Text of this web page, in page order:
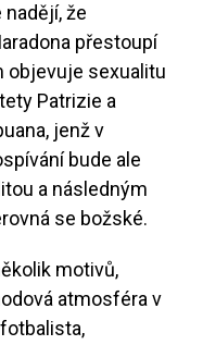
že
přestoupí
objevuje sexualitu
Patrizie a
jenž v
bude ale
a následným
se božské.
motivů,
atmosféra v